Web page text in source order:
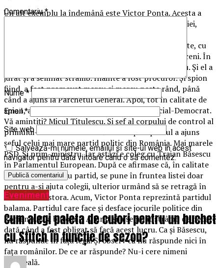
Un alt exemplu la îndemână este Victor Ponta. Acesta a
fost la un milimetru de a câștiga președinția României,
Antonescu, scoțându-l literalmente din cursă. Firește, cu
sprijinul altor spioni. Nu a reușit să ajungă la Cotroceni. În
schimb, a fost și el parlamentar ca și Traian Băsescu. Și el a
jurat și a semnat strâmb. Înainte a fost procuror. Și spion
fiind, a fost promovat mereu și mereu peste rând, până
când a ajuns la Parchetul General. Apoi, tot în calitate de
spion, a fost promovat șef al Tineretului Social-Democrat.
Vă amintiți? Micul Titulescu. Și șef al corpului de control al
primului-ministru Adrian Năstase. Apoi spionul a ajuns
șeful celui mai mare partid politic din România. Mai marele
PSD. Și prim-ministru. Iar astăzi e coleg cu Traian Băsescu
în Parlamentul European. După ce afirmase că, în calitate
de lider al unui nou partid, se pune în fruntea listei doar
pentru a-și ajuta colegii, ulterior urmând să se retragă în
favoarea acestora. Acum, Victor Ponta reprezintă partidul
balama. Partidul care face și desface jocurile politice din
România. E la butoane. A jurat și a semnat strâmb de fiecare
dată când a fost obligat să facă acest lucru. Ca și Băsescu,
nu răspunde în fața legii. Și observ că nu răspunde nici în
fața românilor. De ce ar răspunde? Nu-i cere nimeni
socoteală.
Comentariu*
Nume*
Email*
Site web
Salvează-mi numele, emailul și site-ul web în acest
navigator pentru data viitoare când o să comentez.
Eveniment
Cum alegi paleta de culori pentru un buchet
cu Stitch în funcție de sezon?